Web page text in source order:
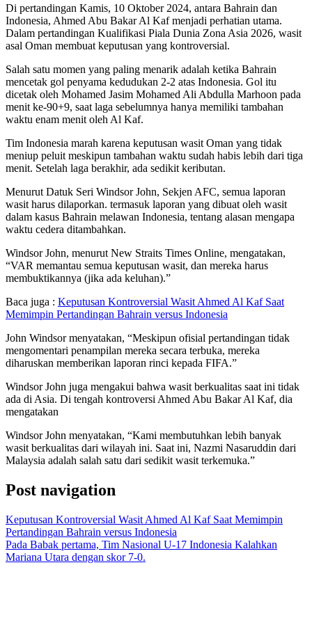
Di pertandingan Kamis, 10 Oktober 2024, antara Bahrain dan
Indonesia, Ahmed Abu Bakar Al Kaf menjadi perhatian utama.
Dalam pertandingan Kualifikasi Piala Dunia Zona Asia 2026, wasit
asal Oman membuat keputusan yang kontroversial.
Salah satu momen yang paling menarik adalah ketika Bahrain
mencetak gol penyama kedudukan 2-2 atas Indonesia. Gol itu
dicetak oleh Mohamed Jasim Mohamed Ali Abdulla Marhoon pada
menit ke-90+9, saat laga sebelumnya hanya memiliki tambahan
waktu enam menit oleh Al Kaf.
Tim Indonesia marah karena keputusan wasit Oman yang tidak
meniup peluit meskipun tambahan waktu sudah habis lebih dari tiga
menit. Setelah laga berakhir, ada sedikit keributan.
Menurut Datuk Seri Windsor John, Sekjen AFC, semua laporan
wasit harus dilaporkan. termasuk laporan yang dibuat oleh wasit
dalam kasus Bahrain melawan Indonesia, tentang alasan mengapa
waktu cedera ditambahkan.
Windsor John, menurut New Straits Times Online, mengatakan,
“VAR memantau semua keputusan wasit, dan mereka harus
membuktikannya (jika ada keluhan).”
Baca juga : Keputusan Kontroversial Wasit Ahmed Al Kaf Saat
Memimpin Pertandingan Bahrain versus Indonesia
John Windsor menyatakan, “Meskipun ofisial pertandingan tidak
mengomentari penampilan mereka secara terbuka, mereka
diharuskan memberikan laporan rinci kepada FIFA.”
Windsor John juga mengakui bahwa wasit berkualitas saat ini tidak
ada di Asia. Di tengah kontroversi Ahmed Abu Bakar Al Kaf, dia
mengatakan
Windsor John menyatakan, “Kami membutuhkan lebih banyak
wasit berkualitas dari wilayah ini. Saat ini, Nazmi Nasaruddin dari
Malaysia adalah salah satu dari sedikit wasit terkemuka.”
Post navigation
Keputusan Kontroversial Wasit Ahmed Al Kaf Saat Memimpin
Pertandingan Bahrain versus Indonesia
Pada Babak pertama, Tim Nasional U-17 Indonesia Kalahkan
Mariana Utara dengan skor 7-0.